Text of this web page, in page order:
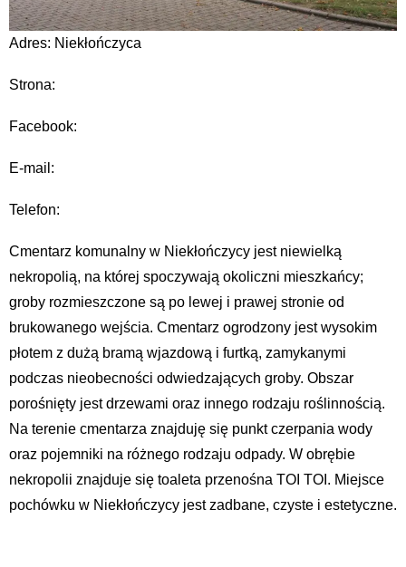
Adres: Niekłończyca
Strona:
Facebook:
E-mail:
Telefon:
Cmentarz komunalny w Niekłończycy jest niewielką
nekropolią, na której spoczywają okoliczni mieszkańcy;
groby rozmieszczone są po lewej i prawej stronie od
brukowanego wejścia. Cmentarz ogrodzony jest wysokim
płotem z dużą bramą wjazdową i furtką, zamykanymi
podczas nieobecności odwiedzających groby. Obszar
porośnięty jest drzewami oraz innego rodzaju roślinnością.
Na terenie cmentarza znajduję się punkt czerpania wody
oraz pojemniki na różnego rodzaju odpady. W obrębie
nekropolii znajduje się toaleta przenośna TOI TOI. Miejsce
pochówku w Niekłończycy jest zadbane, czyste i estetyczne.